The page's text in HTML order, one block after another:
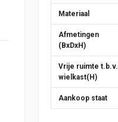
Materiaal
Afmetingen
(BxDxH)
Vrije ruimte t.b.v.
wielkast(H)
Aankoop staat